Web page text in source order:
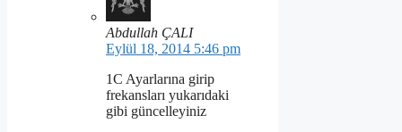
Abdullah ÇALI
Eylül 18, 2014 5:46 pm
1C Ayarlarına girip
frekansları yukarıdaki
gibi güncelleyiniz